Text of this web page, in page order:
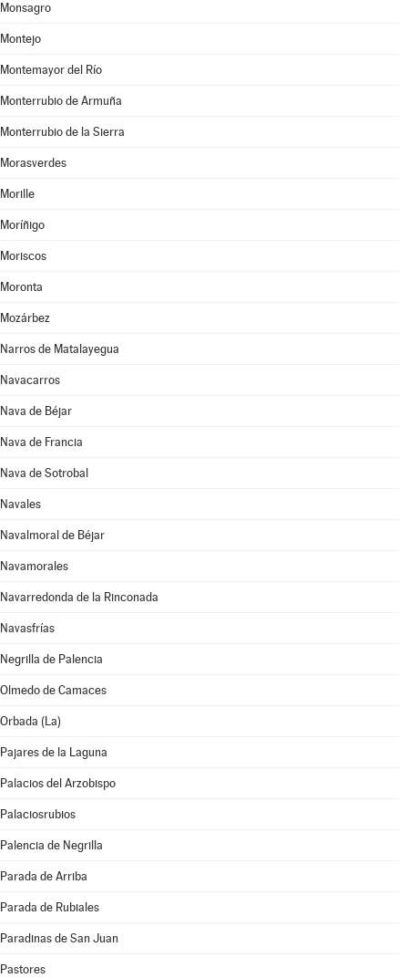
Monsagro
Montejo
Montemayor del Río
Monterrubio de Armuña
Monterrubio de la Sierra
Morasverdes
Morille
Moríñigo
Moriscos
Moronta
Mozárbez
Narros de Matalayegua
Navacarros
Nava de Béjar
Nava de Francia
Nava de Sotrobal
Navales
Navalmoral de Béjar
Navamorales
Navarredonda de la Rinconada
Navasfrías
Negrilla de Palencia
Olmedo de Camaces
Orbada (La)
Pajares de la Laguna
Palacios del Arzobispo
Palaciosrubios
Palencia de Negrilla
Parada de Arriba
Parada de Rubiales
Paradinas de San Juan
Pastores